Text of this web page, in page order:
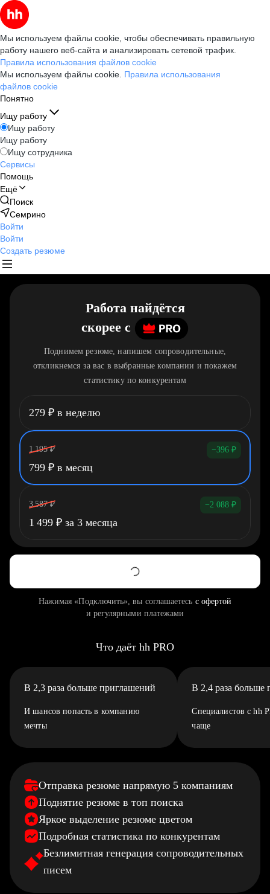
Мы используем файлы cookie, чтобы обеспечивать правильную
работу нашего веб-сайта и анализировать сетевой трафик.
Правила использования файлов cookie
Мы используем файлы cookie. Правила использования
файлов cookie
Понятно
Ищу работу
Ищу работу
Ищу работу
Ищу сотрудника
Сервисы
Помощь
Ещё
Поиск
Семрино
Войти
Войти
Создать резюме
Работа найдётся
скорее c
Поднимем резюме, напишем сопроводительные,
откликнемся за вас в выбранные компании и покажем
статистику по конкурентам
279 ₽ в неделю
1 195 ₽ −396 ₽
799 ₽ в месяц
3 587 ₽ −2 088 ₽
1 499 ₽ за 3 месяца
Нажимая «Подключить», вы соглашаетесь с офертой
и регулярными платежами
Что даёт hh PRO
В 2,3 раза больше приглашений
И шансов попасть в компанию
мечты
В 2,4 раза больше
Специалистов с hh
чаще
Отправка резюме напрямую 5 компаниям
Поднятие резюме в топ поиска
Яркое выделение резюме цветом
Подробная статистика по конкурентам
Безлимитная генерация сопроводительных
писем